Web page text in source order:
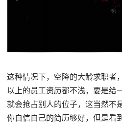
这种情况下，空降的大龄求职者
以上的员工资历都不浅，要是给
就会抢占别人的位子，这当然不
你自信自己的简历够好，但是看